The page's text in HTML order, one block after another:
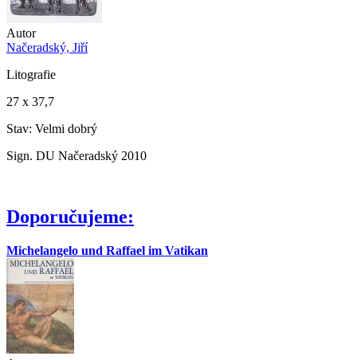
Autor
Načeradský, Jiří
Litografie
27 x 37,7
Stav: Velmi dobrý
Sign. DU Načeradský 2010
Doporučujeme:
Michelangelo und Raffael im Vatikan